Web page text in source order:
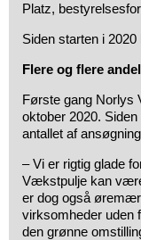
Platz,
Siden starten i
Flere og flere
Første gang Norlys
oktober 2020.
antallet af
– Vi er rigtig glade
Vækstpulje kan
er dog også
virksomheder uden
den grønne